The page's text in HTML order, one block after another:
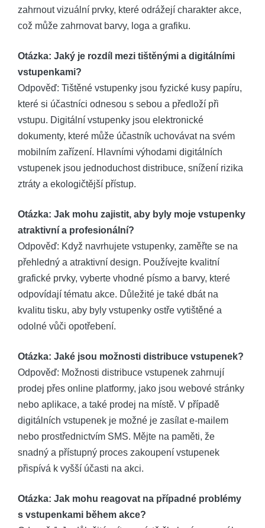
zahrnout vizuální prvky, které odrážejí charakter akce,
což může zahrnovat barvy, loga a grafiku.
Otázka: Jaký je rozdíl mezi tištěnými a digitálními
vstupenkami?
Odpověď: Tištěné vstupenky jsou fyzické kusy papíru,
které si účastníci odnesou s sebou a předloží při
vstupu. Digitální vstupenky jsou elektronické
dokumenty, které může účastník uchovávat na svém
mobilním zařízení. Hlavními výhodami digitálních
vstupenek jsou jednoduchost distribuce, snížení rizika
ztráty a ekologičtější přístup.
Otázka: Jak mohu zajistit, aby byly moje vstupenky
atraktivní a profesionální?
Odpověď: Když navrhujete vstupenky, zaměřte se na
přehledný a atraktivní design. Používejte kvalitní
grafické prvky, vyberte vhodné písmo a barvy, které
odpovídají tématu akce. Důležité je také dbát na
kvalitu tisku, aby byly vstupenky ostře vytištěné a
odolné vůči opotřebení.
Otázka: Jaké jsou možnosti distribuce vstupenek?
Odpověď: Možnosti distribuce vstupenek zahrnují
prodej přes online platformy, jako jsou webové stránky
nebo aplikace, a také prodej na místě. V případě
digitálních vstupenek je možné je zasílat e-mailem
nebo prostřednictvím SMS. Mějte na paměti, že
snadný a přístupný proces zakoupení vstupenek
přispívá k vyšší účasti na akci.
Otázka: Jak mohu reagovat na případné problémy
s vstupenkami během akce?